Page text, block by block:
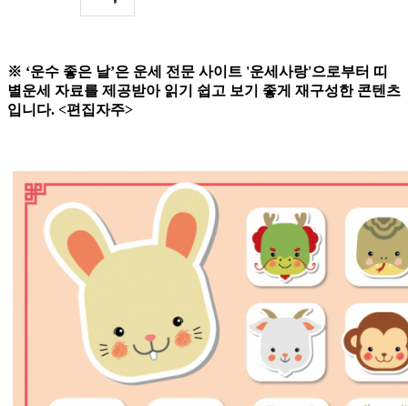
※ ‘운수 좋은 날’은 운세 전문 사이트 '운세사랑'으로부터 띠
별운세 자료를 제공받아 읽기 쉽고 보기 좋게 재구성한 콘텐츠
입니다. <편집자주>